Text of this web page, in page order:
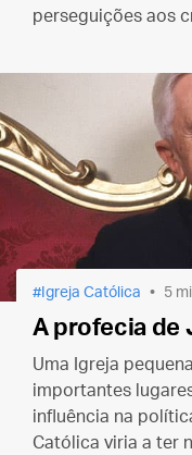
perseguições aos
Igreja Católica 5
A profecia de
Uma Igreja
importantes
influência na
Católica viria a ter